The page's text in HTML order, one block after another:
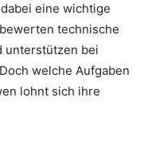
eine wichtige
technische
unterstützen bei
welche Aufgaben
lohnt sich ihre